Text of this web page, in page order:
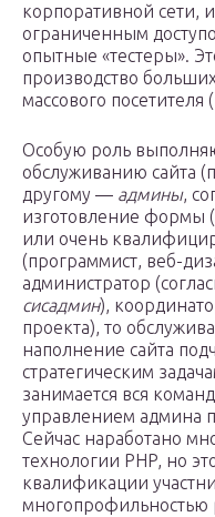
корпоративной сети,
ограниченным
опытные «тестеры».
производство
массового посетителя
Особую роль
обслуживанию сайта
другому — админы,
изготовление формы
или очень
(программист, веб-
администратор
сисадмин),
проекта), то
наполнение сайта
стратегическим
занимается вся
управлением админа
Сейчас наработано
технологии PHP, но
квалификации
многопрофильностью